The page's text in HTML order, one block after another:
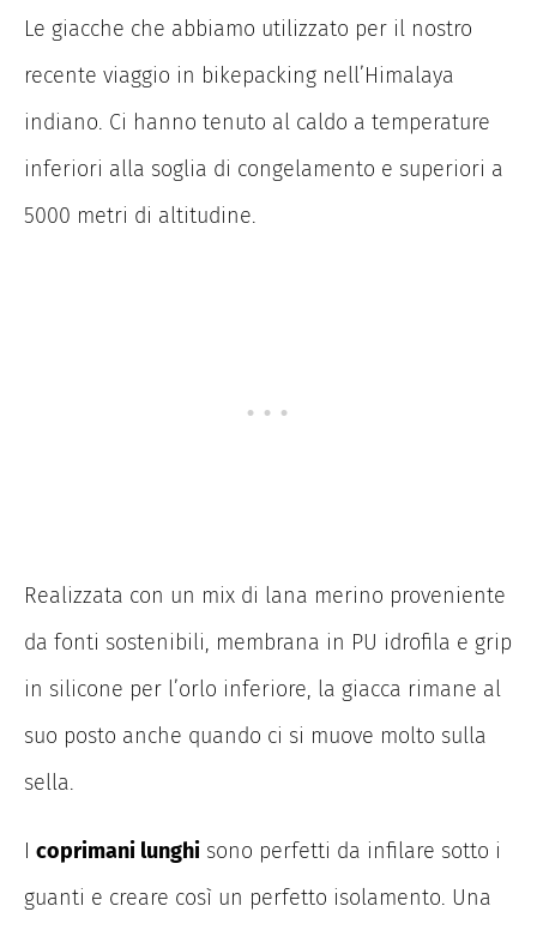
Le giacche che abbiamo utilizzato per il nostro
recente viaggio in bikepacking nell’Himalaya
indiano. Ci hanno tenuto al caldo a temperature
inferiori alla soglia di congelamento e superiori a
5000 metri di altitudine.
Realizzata con un mix di lana merino proveniente
da fonti sostenibili, membrana in PU idrofila e grip
in silicone per l’orlo inferiore, la giacca rimane al
suo posto anche quando ci si muove molto sulla
sella.
I coprimani lunghi sono perfetti da infilare sotto i
guanti e creare così un perfetto isolamento. Una